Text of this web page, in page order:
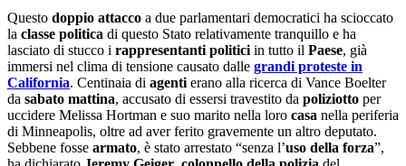
Questo doppio attacco a due parlamentari democratici ha scioccato
la classe politica di questo Stato relativamente tranquillo e ha
lasciato di stucco i rappresentanti politici in tutto il Paese, già
immersi nel clima di tensione causato dalle grandi proteste in
California. Centinaia di agenti erano alla ricerca di Vance Boelter
da sabato mattina, accusato di essersi travestito da poliziotto per
uccidere Melissa Hortman e suo marito nella loro casa nella periferia
di Minneapolis, oltre ad aver ferito gravemente un altro deputato.
Sebbene fosse armato, è stato arrestato “senza l’uso della forza”,